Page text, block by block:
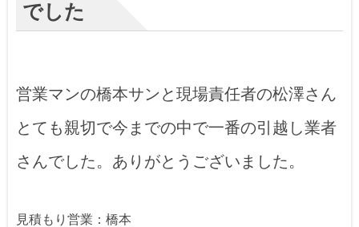
でした
営業マンの橋本サンと現場責任者の松澤さん
とても親切で今までの中で一番の引越し業者
さんでした。ありがとうございました。
見積もり営業：橋本